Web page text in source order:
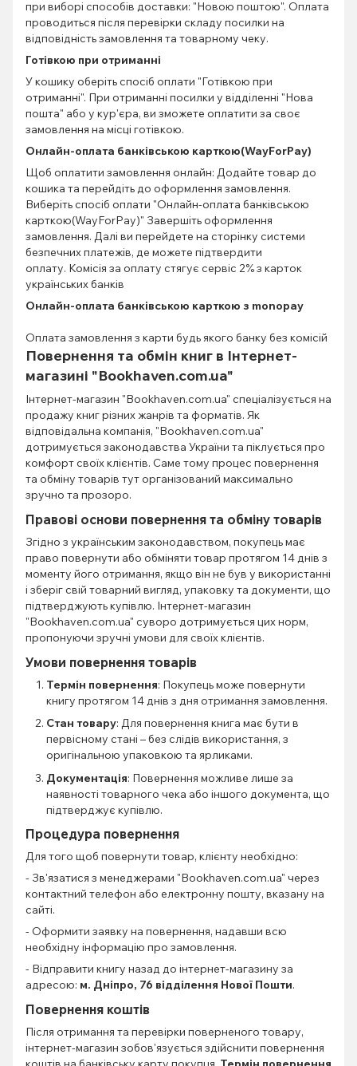
при виборі способів доставки: "Новою поштою". Оплата
проводиться після перевірки складу посилки на
відповідність замовлення та товарному чеку.
Готівкою при отриманні
У кошику оберіть спосіб оплати "Готівкою при
отриманні". При отриманні посилки у відділенні "Нова
пошта" або у кур'єра, ви зможете оплатити за своє
замовлення на місці готівкою.
Онлайн-оплата банківською карткою(WayForPay)
Щоб оплатити замовлення онлайн: Додайте товар до
кошика та перейдіть до оформлення замовлення.
Виберіть спосіб оплати "Онлайн-оплата банківською
карткою(WayForPay)" Завершіть оформлення
замовлення. Далі ви перейдете на сторінку системи
безпечних платежів, де можете підтвердити
оплату. Комісія за оплату стягує сервіс 2% з карток
українських банків
Онлайн-оплата банківською карткою з monopay
Оплата замовлення з карти будь якого банку без комісій
Повернення та обмін книг в Інтернет-
магазині "Bookhaven.com.ua"
Інтернет-магазин "Bookhaven.com.ua" спеціалізується на
продажу книг різних жанрів та форматів. Як
відповідальна компанія, "Bookhaven.com.ua"
дотримується законодавства України та піклується про
комфорт своїх клієнтів. Саме тому процес повернення
та обміну товарів тут організований максимально
зручно та прозоро.
Правові основи повернення та обміну товарів
Згідно з українським законодавством, покупець має
право повернути або обміняти товар протягом 14 днів з
моменту його отримання, якщо він не був у використанні
і зберіг свій товарний вигляд, упаковку та документи, що
підтверджують купівлю. Інтернет-магазин
"Bookhaven.com.ua" суворо дотримується цих норм,
пропонуючи зручні умови для своїх клієнтів.
Умови повернення товарів
Термін повернення: Покупець може повернути
книгу протягом 14 днів з дня отримання замовлення.
Стан товару: Для повернення книга має бути в
первісному стані – без слідів використання, з
оригінальною упаковкою та ярликами.
Документація: Повернення можливе лише за
наявності товарного чека або іншого документа, що
підтверджує купівлю.
Процедура повернення
Для того щоб повернути товар, клієнту необхідно:
- Зв'язатися з менеджерами "Bookhaven.com.ua" через
контактний телефон або електронну пошту, вказану на
сайті.
- Оформити заявку на повернення, надавши всю
необхідну інформацію про замовлення.
- Відправити книгу назад до інтернет-магазину за
адресою: м. Дніпро, 76 відділення Нової Пошти.
Повернення коштів
Після отримання та перевірки поверненого товару,
інтернет-магазин зобов'язується здійснити повернення